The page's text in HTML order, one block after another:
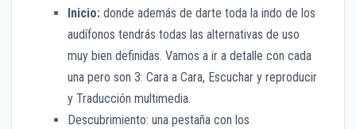
Inicio: donde además de darte toda la indo de los
audífonos tendrás todas las alternativas de uso
muy bien definidas. Vamos a ir a detalle con cada
una pero son 3: Cara a Cara, Escuchar y reproducir
y Traducción multimedia.
Descubrimiento: una pestaña con los